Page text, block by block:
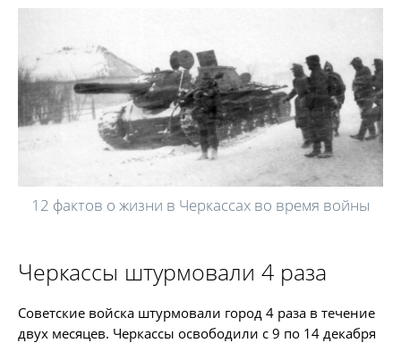
12 фактов о жизни в Черкассах во время войны
Черкассы штурмовали 4 раза
Советские войска штурмовали город 4 раза в течение
двух месяцев. Черкассы освободили с 9 по 14 декабря